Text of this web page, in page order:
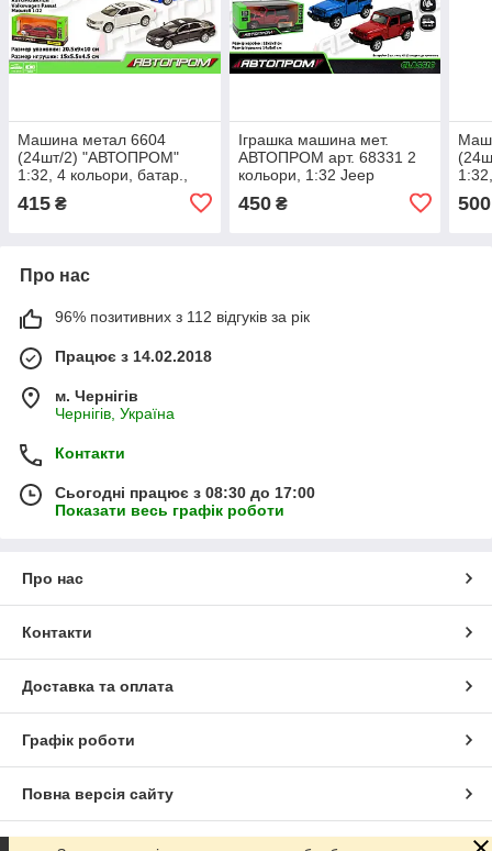
Машина метал 6604
(24шт/2) "АВТОПРОМ"
1:32, 4 кольори, батар.,
Світло, звук, відкр.двері, в
кор. 18*
415 ₴
Іграшка машина мет.
АВТОПРОМ арт. 68331 2
кольори, 1:32 Jeep
світло,звук,відкр.дв
450₴ 500
Про нас
96% позитивних з 112 відгуків за рік
Працює з 14.02.2018
м. Чернігів
Чернігів, Україна
Контакти
Сьогодні працює з 08:30 до 17:00
Показати весь графік роботи
Про нас
Контакти
Доставка та оплата
Графік роботи
Повна версія сайту